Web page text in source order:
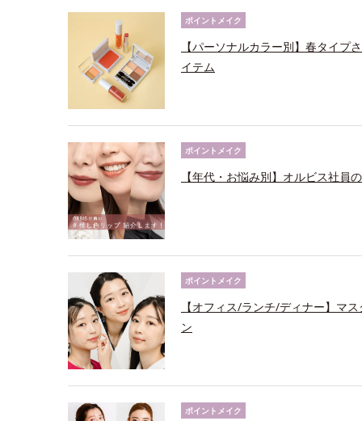
ポイントメイク
【パーソナルカラー別】春タイプ
イテム
ポイントメイク
【年代・お悩み別】オルビス社員
ポイントメイク
【オフィス/ランチ/ディナー】マ
ン
ポイントメイク